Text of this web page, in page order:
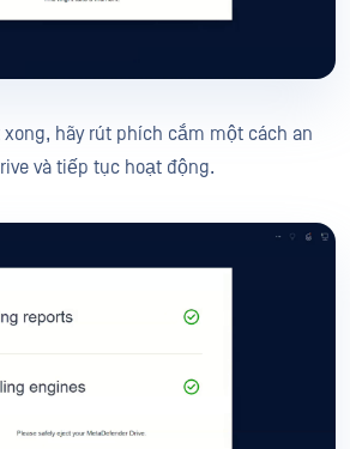
hãy rút phích cắm một cách an
và tiếp tục hoạt động.